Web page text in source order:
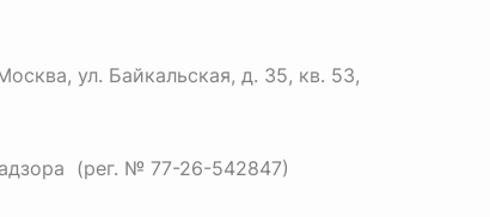
ул. Байкальская, д. 35, кв. 53,
(рег. № 77-26-542847)